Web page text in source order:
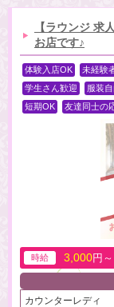
【ラウンジ 求
お店です♪
体験入店OK 未経験
学生さん歓迎
服装
短期OK
友達同士の
時給 3,000円～
カウンターレディ